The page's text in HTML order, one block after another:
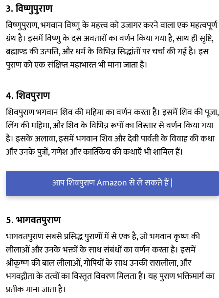
3.विष्णुपुराण
विष्णुपुराण, भगवान विष्णु के महत्त्व को उजागर करने वाला एक महत्वपूर्ण
ग्रंथ है। इसमें विष्णु के दस अवतारों का वर्णन किया गया है, साथ ही सृष्टि,
ब्रह्माण्ड की उत्पत्ति, और धर्म के विभिन्न सिद्धांतों पर चर्चा की गई है। इस
पुराण को एक संक्षिप्त महाभारत भी माना जाता है।
4.शिवपुराण
शिवपुराण भगवान शिव की महिमा का वर्णन करता है। इसमें शिव की पूजा,
लिंग की महिमा, और शिव के विभिन्न रूपों का विस्तार से वर्णन किया गया
है। इसके अलावा, इसमें भगवान शिव और देवी पार्वती के विवाह की कथा
और उनके पुत्रों, गणेश और कार्तिकेय की कथाएँ भी शामिल हैं।
आप शिवपुराण Amazon से ले सकते हैं |
5.भागवतपुराण
भागवतपुराण सबसे प्रसिद्ध पुराणों में से एक है, जो भगवान कृष्ण की
लीलाओं और उनके भक्तों के साथ संबंधों का वर्णन करता है। इसमें
श्रीकृष्ण की बाल लीलाओं, गोपियों के साथ उनकी रासलीला, और
भगवद्गीता के तत्वों का विस्तृत विवरण मिलता है। यह पुराण भक्तिमार्ग का
प्रतीक माना जाता है।